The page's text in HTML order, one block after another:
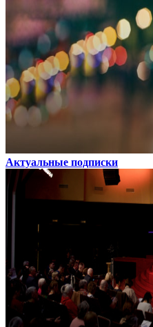
Актуальные подписки